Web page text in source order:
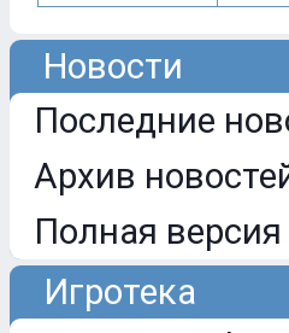
Новости
Последние
Архив
Полная версия
Игротека